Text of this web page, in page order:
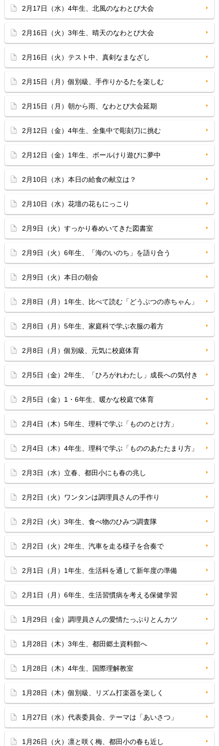
2月17日（水）4年生、北風のなわとび大会
2月16日（火）3年生、晴天のなわとび大会
2月16日（火）テスト中、真剣なまなざし
2月15日（月）個別級、手作りかるたを楽しむ
2月15日（月）朝から雨、なわとび大会延期
2月12日（金）4年生、全集中で彫刻刀に挑む
2月12日（金）1年生、ボールけり遊びに夢中
2月10日（水）本日の給食の献立は？
2月10日（水）花壇の花もにっこり
2月9日（火）すっかり春めいてきた図書室
2月9日（火）6年生、「海のいのち」を語り合う
2月9日（火）本日の朝会
2月8日（月）1年生、比べて読む「どうぶつの赤ちゃん」
2月8日（月）5年生、家庭科で学ぶ衣服の着方
2月8日（月）個別級、元気に校庭体育
2月5日（金）2年生、「ひろがれわたし」成長への気付き
2月5日（金）1・6年生、暖かな校庭で体育
2月4日（木）5年生、理科で学ぶ「もののとけ方」
2月4日（木）4年生、理科で学ぶ「もののあたたまり方」
2月3日（水）立春、都田小にも春の兆し
2月2日（火）ワンタンは調理員さんの手作り
2月2日（火）3年生、食べ物のひみつ調査隊
2月2日（火）2年生、汽車を走る様子を合奏で
2月1日（月）1年生、生活科を通して新年度の準備
2月1日（月）6年生、生活習慣病を考える保健学習
1月29日（金）調理員さんの愛情たっぷりとんカツ
1月28日（木）3年生、都田郷土資料館へ
1月28日（木）4年生、国際理解教室
1月28日（木）個別級、リズム打楽器を楽しく
1月27日（水）代表委員会、テーマは「あいさつ」
1月26日（火）凛と咲く梅、都田小の春も近し